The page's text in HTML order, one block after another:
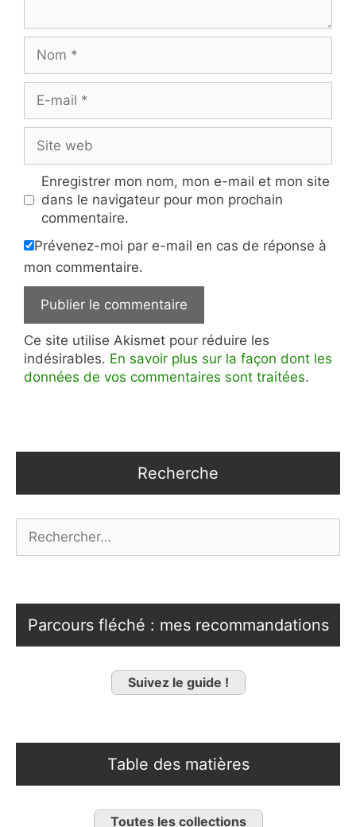
mail
web
Enregistrer mon nom, mon e-mail et mon site
dans le navigateur pour mon prochain
commentaire.
Prévenez-moi par e-mail en cas de réponse à
mon commentaire.
Ce site utilise Akismet pour réduire les
indésirables. En savoir plus sur la façon dont les
données de vos commentaires sont traitées.
Recherche
Parcours fléché : mes recommandations
Suivez le guide !
Table des matières
Toutes les collections